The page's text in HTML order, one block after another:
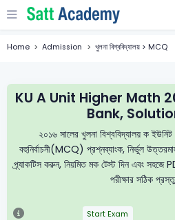
Home Admission খুলনা বিশ্ববিদ্যালয় > MCQ
KU A Unit Higher Math
Bank,
২০১৬ সালের খুলনা বিশ্ববিদ্যালয় ক
বহুনির্বাচনী(MCQ) প্রশ্নব্যাংক, নির্ভুল
প্র্যাকটিস করুন, নিয়মিত মক টেস্ট দিন এবং সহজে
পরীক্ষার সঠিক
Start Exam